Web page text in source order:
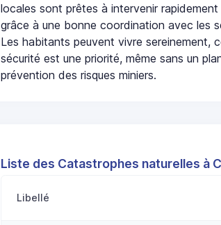
locales sont prêtes à intervenir
grâce à une bonne coordination avec les
Les habitants peuvent vivre sereinement,
sécurité est une priorité, même sans un
prévention des risques miniers.
Liste des Catastrophes naturelles à
Libellé